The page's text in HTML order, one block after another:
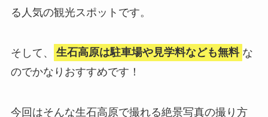
る人気の観光スポットです。
そして、 生石高原は駐車場や見学料なども無料 な
のでかなりおすすめです！
今回はそんな生石高原で撮れる絶景写真の撮り方